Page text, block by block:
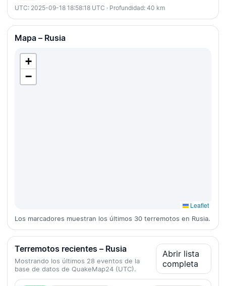
UTC: 2025-09-18 18:58:18 UTC · Profundidad: 40 km
Mapa – Rusia
+
−
Leaflet
Los marcadores muestran los últimos 30 terremotos en Rusia.
Terremotos recientes – Rusia
Mostrando los últimos 28 eventos de la
base de datos de QuakeMap24 (UTC).
Abrir lista
completa